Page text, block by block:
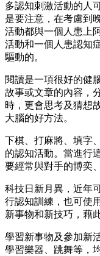
多認知刺激活動的人
是要注意，在考慮到
活動都與一個人患上
活動和一個人患認知
驅動的。
閱讀是一項很好的健
故事或文章的內容，
時，更會思考及猜想
大腦的好方法。
下棋、打麻將、填字
的認知活動。當進行
要經常與對手的博奕
科技日新月異，近年
行認知訓練，也可使
新事物和新技巧，藉
學習新事物及參加新
學習樂器、跳舞等，